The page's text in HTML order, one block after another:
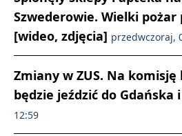
Szwederowie. Wielki pożar
[wideo, zdjęcia] przedwczoraj,
Zmiany w ZUS. Na
będzie jeździć do Gdańska
12:59